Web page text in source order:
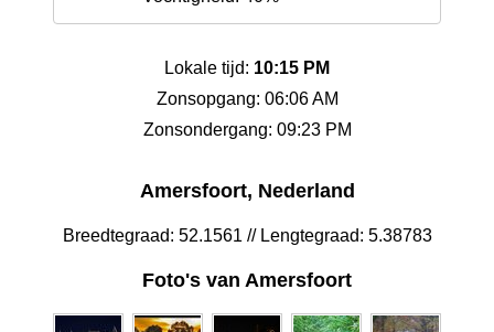
Lokale tijd: 10:15 PM
Zonsopgang: 06:06 AM
Zonsondergang: 09:23 PM
Amersfoort, Nederland
Breedtegraad: 52.1561 // Lengtegraad: 5.38783
Foto's van Amersfoort